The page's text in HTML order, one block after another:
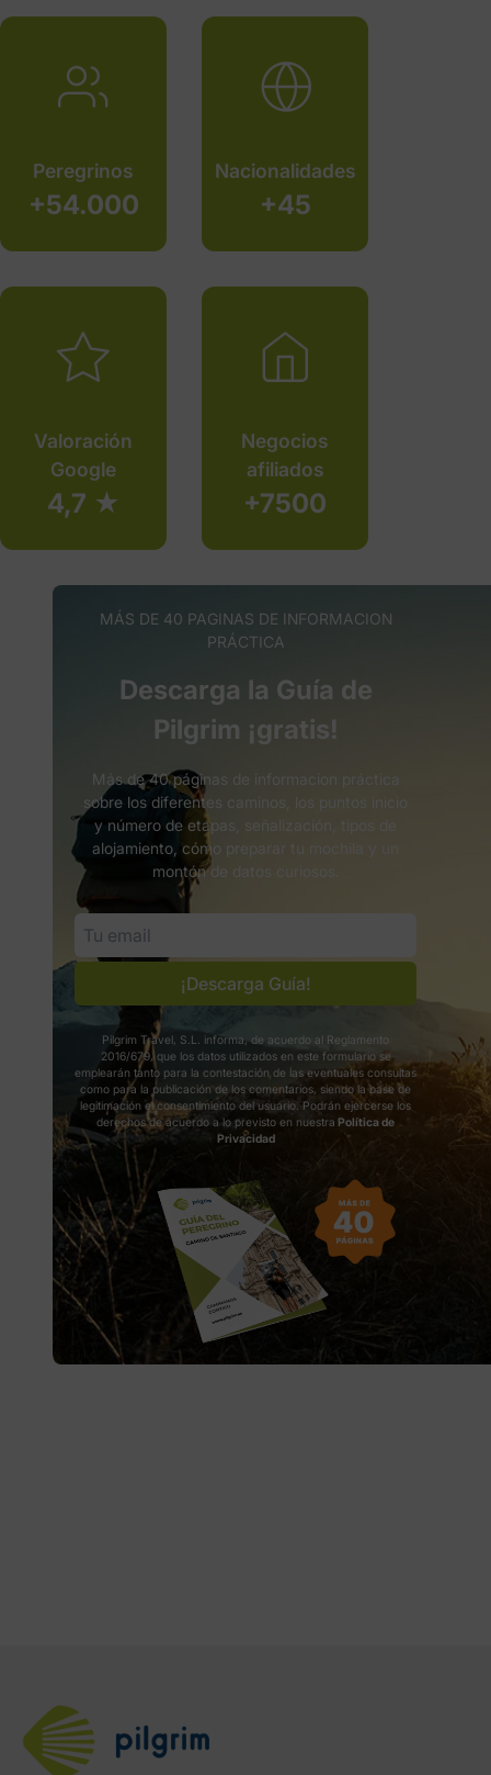
Peregrinos
+54.000
Nacionalidades
+45
Valoración
Google
4,7 ★
Negocios
afiliados
+7500
MÁS DE 40 PAGINAS DE INFORMACION
PRÁCTICA
Descarga la Guía de
Pilgrim ¡gratis!
Más de 40 páginas de informacion práctica
sobre los diferentes caminos, los puntos inicio
y número de etapas, señalización, tipos de
alojamiento, cómo preparar tu mochila y un
montón de datos curiosos.
¡Descarga Guía!
Pilgrim Travel, S.L. informa, de acuerdo al Reglamento
2016/679, que los datos utilizados en este formulario se
emplearán tanto para la contestación de las eventuales consultas
como para la publicación de los comentarios, siendo la base de
legitimación el consentimiento del usuario. Podrán ejercerse los
derechos de acuerdo a lo previsto en nuestra Política de
Privacidad